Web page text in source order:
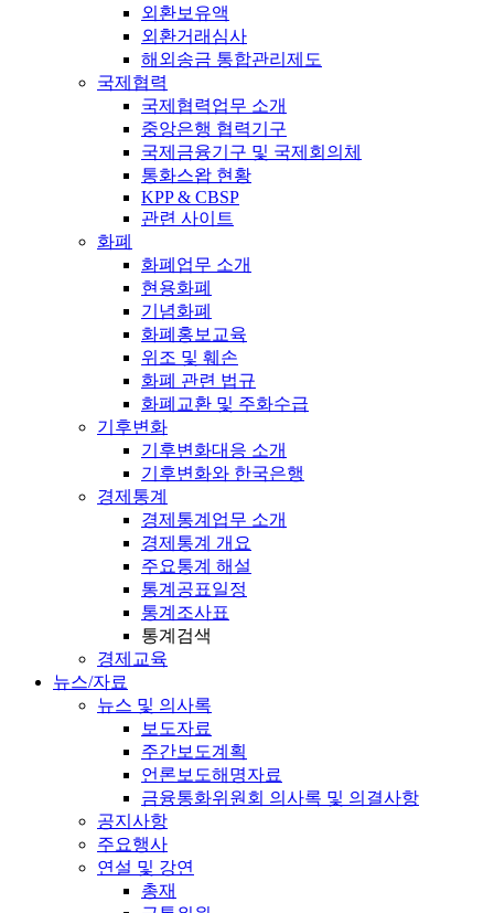
외환보유액
외환거래심사
해외송금 통합관리제도
국제협력
국제협력업무 소개
중앙은행 협력기구
국제금융기구 및 국제회의체
통화스왑 현황
KPP & CBSP
관련 사이트
화폐
화폐업무 소개
현용화폐
기념화폐
화폐홍보교육
위조 및 훼손
화폐 관련 법규
화폐교환 및 주화수급
기후변화
기후변화대응 소개
기후변화와 한국은행
경제통계
경제통계업무 소개
경제통계 개요
주요통계 해설
통계공표일정
통계조사표
통계검색
경제교육
뉴스/자료
뉴스 및 의사록
보도자료
주간보도계획
언론보도해명자료
금융통화위원회 의사록 및 의결사항
공지사항
주요행사
연설 및 강연
총재